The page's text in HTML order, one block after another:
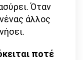
Όταν
άλλος
ποτέ